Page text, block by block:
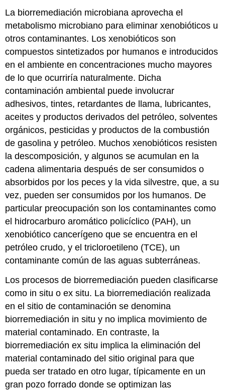
La biorremediación microbiana aprovecha el
metabolismo microbiano para eliminar xenobióticos u
otros contaminantes. Los xenobióticos son
compuestos sintetizados por humanos e introducidos
en el ambiente en concentraciones mucho mayores
de lo que ocurriría naturalmente. Dicha
contaminación ambiental puede involucrar
adhesivos, tintes, retardantes de llama, lubricantes,
aceites y productos derivados del petróleo, solventes
orgánicos, pesticidas y productos de la combustión
de gasolina y petróleo. Muchos xenobióticos resisten
la descomposición, y algunos se acumulan en la
cadena alimentaria después de ser consumidos o
absorbidos por los peces y la vida silvestre, que, a su
vez, pueden ser consumidos por los humanos. De
particular preocupación son los contaminantes como
el hidrocarburo aromático policíclico (PAH), un
xenobiótico cancerígeno que se encuentra en el
petróleo crudo, y el tricloroetileno (TCE), un
contaminante común de las aguas subterráneas.
Los procesos de biorremediación pueden clasificarse
como in situ o ex situ. La biorremediación realizada
en el sitio de contaminación se denomina
biorremediación in situ y no implica movimiento de
material contaminado. En contraste, la
biorremediación ex situ implica la eliminación del
material contaminado del sitio original para que
pueda ser tratado en otro lugar, típicamente en un
gran pozo forrado donde se optimizan las